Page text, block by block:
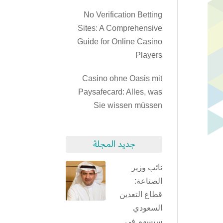
No Verification Betting
Sites: A Comprehensive
Guide for Online Casino
Players
Casino ohne Oasis mit
Paysafecard: Alles, was
Sie wissen müssen
جديد المجلة
نائب وزير
الصناعة:
قطاع التعدين
السعودي
سيسهم في